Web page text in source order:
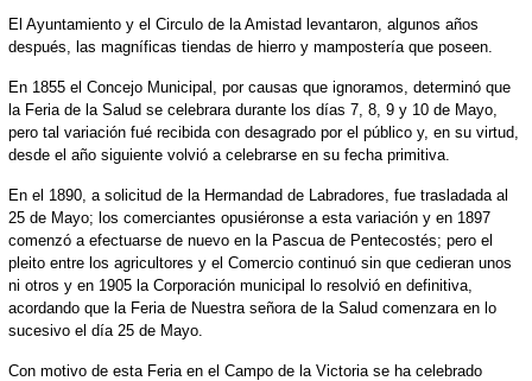
El Ayuntamiento y el Circulo de la Amistad levantaron, algunos años
después, las magníficas tiendas de hierro y mampostería que poseen.
En 1855 el Concejo Municipal, por causas que ignoramos, determinó que
la Feria de la Salud se celebrara durante los días 7, 8, 9 y 10 de Mayo,
pero tal variación fué recibida con desagrado por el público y, en su virtud,
desde el año siguiente volvió a celebrarse en su fecha primitiva.
En el 1890, a solicitud de la Hermandad de Labradores, fue trasladada al
25 de Mayo; los comerciantes opusiéronse a esta variación y en 1897
comenzó a efectuarse de nuevo en la Pascua de Pentecostés; pero el
pleito entre los agricultores y el Comercio continuó sin que cedieran unos
ni otros y en 1905 la Corporación municipal lo resolvió en definitiva,
acordando que la Feria de Nuestra señora de la Salud comenzara en lo
sucesivo el día 25 de Mayo.
Con motivo de esta Feria en el Campo de la Victoria se ha celebrado